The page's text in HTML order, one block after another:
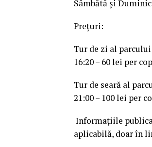
Sâmbătă și
Prețuri:
Tur de zi al
16:20 – 60 lei per
Tur de seară al
21:00 – 100 lei per
Informaţiile
aplicabilă, doar în